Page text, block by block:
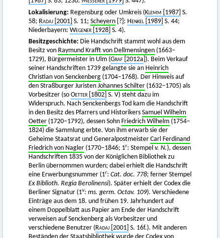
Lokalisierung: Regensburg oder Umkreis (Klemm [1987] S.
58; Radaj [2001] S. 11; Scheyern [?]: Henkel [1989] S. 44;
Niederbayern: Wegener [1928] S. 4).
Besitzgeschichte: Die Handschrift stammt wohl aus dem
Besitz von Raymund Krafft von Dellmensingen (1663–
1729), Bürgermeister in Ulm (Graf [2012a ]). Beim Verkauf
seiner Handschriften 1739 gelangte sie an Heinrich
Christian von Senckenberg (1704–1768). Der Hinweis auf
den Straßburger Juristen Johannes Schilter (1632–1705) als
Vorbesitzer (so Oetter [1802] S. V) steht dazu im
Widerspruch. Nach Senckenbergs Tod kam die Handschrift
in den Besitz des Pfarrers und Historikers Samuel Wilhelm
Oetter (1720–1792), dessen Sohn Friedrich Wilhelm (1754–
1824) die Sammlung erbte. Von ihm erwarb sie der
Geheime Staatsrat und Generalpostmeister Carl Ferdinand
Friedrich von Nagler (1770–1846; 1r: Stempel v. N.), dessen
Handschriften 1835 von der Königlichen Bibliothek zu
Berlin übernommen wurden; dabei erhielt die Handschrift
eine Erwerbungsnummer (1r: Cat. doc. 778; ferner Stempel
Ex Biblioth. Regia Berolinensi). Später erhielt der Codex die
Berliner Signatur (1v: ms. germ. Octav. 109). Verschiedene
Einträge aus dem 18. und frühen 19. Jahrhundert auf
einem Doppelblatt aus Papier am Ende der Handschrift
verweisen auf Senckenberg als Vorbesitzer und
verschiedene Benutzer (Radaj [2001] S. 16f.). Mit anderen